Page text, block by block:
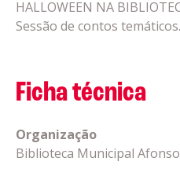
HALLOWEEN NA
Sessão de contos temáticos.
Ficha técnica
Organização
Biblioteca Municipal